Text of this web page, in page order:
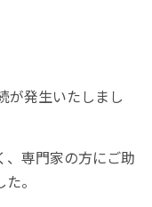
が発生いたしまし
、専門家の方にご助
。